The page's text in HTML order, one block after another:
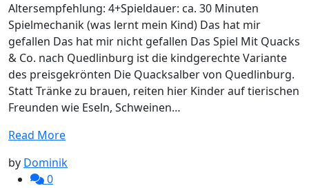
Altersempfehlung: 4+Spieldauer: ca. 30 Minuten
Spielmechanik (was lernt mein Kind) Das hat mir
gefallen Das hat mir nicht gefallen Das Spiel Mit Quacks
& Co. nach Quedlinburg ist die kindgerechte Variante
des preisgekrönten Die Quacksalber von Quedlinburg.
Statt Tränke zu brauen, reiten hier Kinder auf tierischen
Freunden wie Eseln, Schweinen…
Read More
by Dominik
0